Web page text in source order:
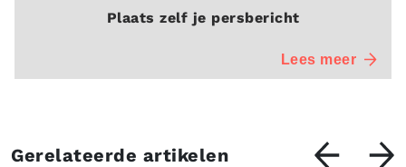
Plaats zelf je persbericht
Lees meer
Gerelateerde artikelen